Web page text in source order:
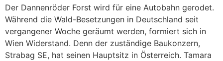
Der Dannenröder Forst wird für eine Autobahn gerodet.
Während die Wald-Besetzungen in Deutschland seit
vergangener Woche geräumt werden, formiert sich in
Wien Widerstand. Denn der zuständige Baukonzern,
Strabag SE, hat seinen Hauptsitz in Österreich. Tamara